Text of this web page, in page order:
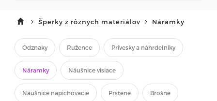
Šperky z rôznych materiálov Náramky
Odznaky Ružence Prívesky a náhrdelníky
Náramky Náušnice visiace
Náušnice napichovacie Prstene Brošne